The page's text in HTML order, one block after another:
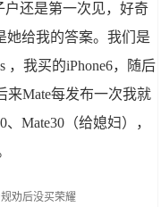
户还是第一次见，好奇
她给我的答案。我们是
，我买的iPhone6，随后
来Mate每发布一次我就
Mate30（给媳妇），